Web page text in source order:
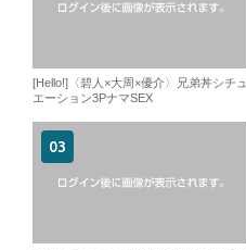
[Hello!]〈碧人×大周×優介〉兄弟丼シチュ
エーション3PナマSEX